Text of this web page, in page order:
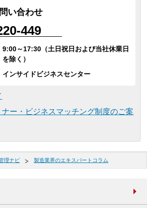
い合わせ
449
9:00～17:30（土日祝日および当社休業日
を除く）
インサイドビジネスセンター
ナー・ビジネスマッチング制度のご案
理ナビ 製造業界のエキスパートコラム